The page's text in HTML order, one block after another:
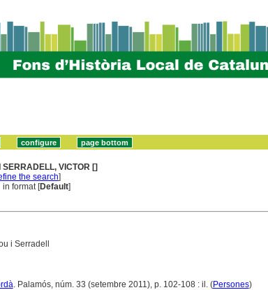
SERRADELL, VICTOR []
the search]
in format [Default]
i Serradell
. Palamós, núm. 33 (setembre 2011), p. 102-108 : il. (Persones)